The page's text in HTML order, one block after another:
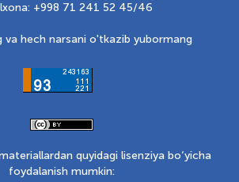
+998 71 241 52 45/46
va hech narsani o'tkazib yubormang
quyidagi lisenziya bo‘yicha
foydalanish mumkin: